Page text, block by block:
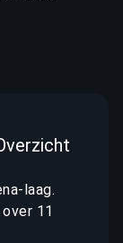
laag.
11